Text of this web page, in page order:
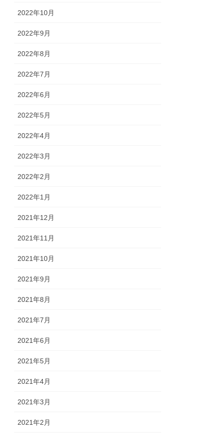
2022年10月
2022年9月
2022年8月
2022年7月
2022年6月
2022年5月
2022年4月
2022年3月
2022年2月
2022年1月
2021年12月
2021年11月
2021年10月
2021年9月
2021年8月
2021年7月
2021年6月
2021年5月
2021年4月
2021年3月
2021年2月